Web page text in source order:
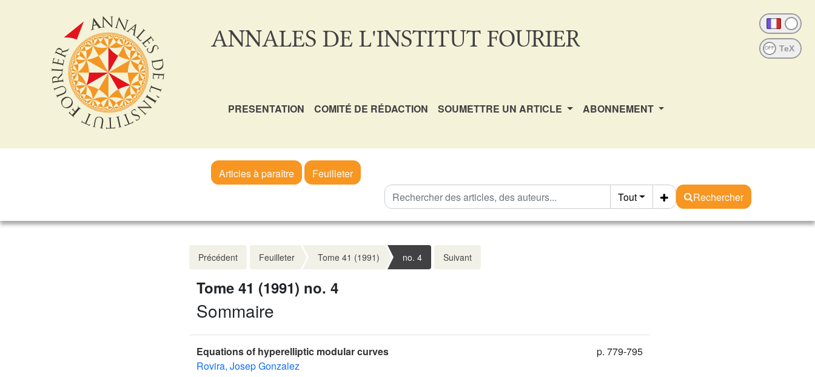
ANNALES DE L'INSTITUT FOURIER OFF
PRESENTATION COMITÉ DE RÉDACTION SOUMETTRE UN ARTICLE ABONNEMENT
Articles à paraître
Feuilleter
Tout
Rechercher
Précédent Feuilleter Tome 41 (1991) no. 4 Suivant
Tome 41 (1991) no. 4
Sommaire
Equations of hyperelliptic modular curves
Rovira, Josep Gonzalez
p. 779-795